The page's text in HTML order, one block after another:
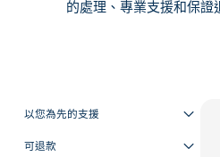
的處理、專業支援和保證
以您為先的支援
可退款